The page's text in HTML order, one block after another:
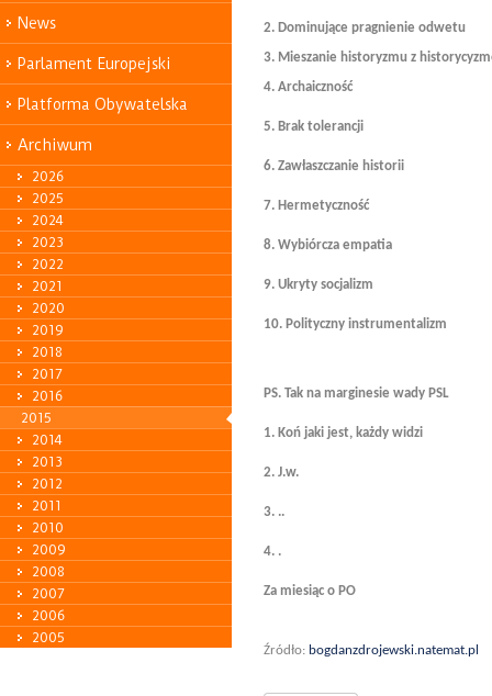
News
Parlament Europejski
Platforma Obywatelska
Archiwum
2026
2025
2024
2023
2022
2021
2020
2019
2018
2017
2016
2015
2014
2013
2012
2011
2010
2009
2008
2007
2006
2005
2. Dominujące pragnienie odwetu
3. Mieszanie historyzmu z
4. Archaiczność
5. Brak tolerancji
6. Zawłaszczanie historii
7. Hermetyczność
8. Wybiórcza empatia
9. Ukryty socjalizm
10. Polityczny instrumentalizm
PS. Tak na marginesie wady PSL
1. Koń jaki jest, każdy widzi
2. J.w.
3. ..
4. .
Za miesiąc o PO
Źródło: bogdanzdrojewski.natemat.pl